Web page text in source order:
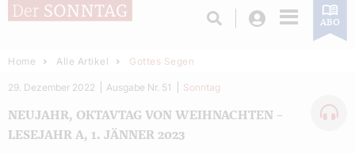
Login ABO
Home Alle Artikel Gottes Segen
NEUJAHR, OKTAVTAG VON WEIHNACHTEN –
LESEJAHR A, 1. JÄNNER 2023
29. Dezember 2022 Ausgabe Nr. 51 Sonntag